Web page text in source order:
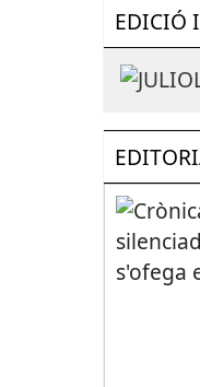
EDICIÓ